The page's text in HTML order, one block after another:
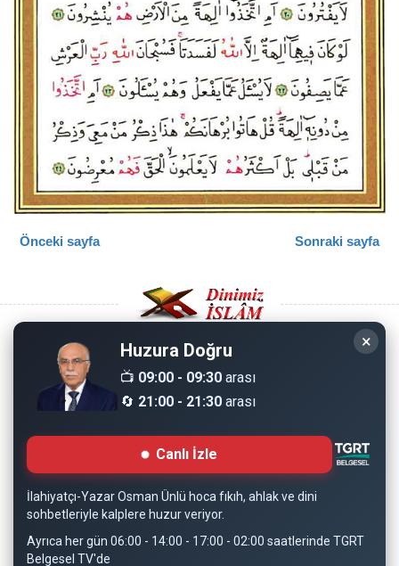
Önceki sayfa Sonraki sayfa
Copyright © 2008 - Dinimiz İslam. Her Hakkı Saklıdır.
Sitemizdeki bilgiler, bütün insanların istifadesi için
hazırlanmıştır. Orijinaline sadık kalmak şartıyla, izin
almaya gerek kalmadan, herkes istediği gibi alıp istifade
edebilir.
Normal Siteyi Göster
×
Huzura Doğru
📺 09:00 - 09:30 arası
🔄 21:00 - 21:30 arası
Canlı İzle
İlahiyatçı-Yazar Osman Ünlü hoca fıkıh, ahlak ve dini
sohbetleriyle kalplere huzur veriyor.
Ayrıca her gün 06:00 - 14:00 - 17:00 - 02:00 saatlerinde TGRT
Belgesel TV'de